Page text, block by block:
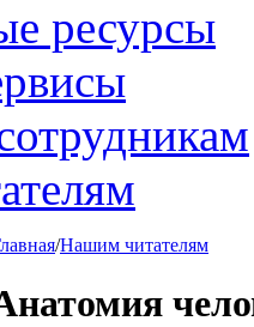
ресурсы
/Нашим читателям